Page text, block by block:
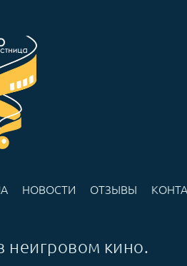
НОВОСТИ ОТЗЫВЫ
неигровом кино.